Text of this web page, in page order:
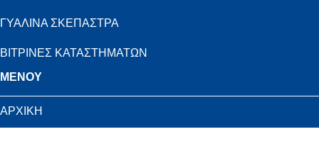
ΓΥΑΛΙΝΑ ΣΚΕΠΑΣΤΡΑ
ΒΙΤΡΙΝΕΣ ΚΑΤΑΣΤΗΜΑΤΩΝ
MENOY
ΑΡΧΙΚΗ